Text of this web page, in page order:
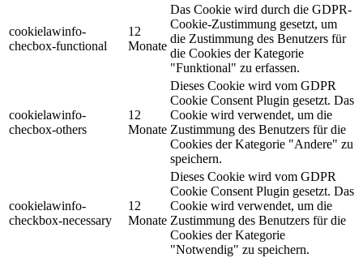
cookielawinfo-
checbox-functional
12
Monate
Das Cookie wird durch die GDPR-
Cookie-Zustimmung gesetzt, um
die Zustimmung des Benutzers für
die Cookies der Kategorie
"Funktional" zu erfassen.
cookielawinfo-
checbox-others
12
Monate
Dieses Cookie wird vom GDPR
Cookie Consent Plugin gesetzt. Das
Cookie wird verwendet, um die
Zustimmung des Benutzers für die
Cookies der Kategorie "Andere" zu
speichern.
cookielawinfo-
checkbox-necessary
12
Monate
Dieses Cookie wird vom GDPR
Cookie Consent Plugin gesetzt. Das
Cookie wird verwendet, um die
Zustimmung des Benutzers für die
Cookies der Kategorie
"Notwendig" zu speichern.